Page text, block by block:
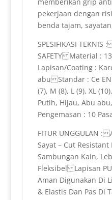
pekerjaan dengan
benda tajam,
SPESIFIKASI
SAFETY Material : 13
Lapisan/Coating :
abu Standar : Ce
(7), M (8), L (9), XL
Putih, Hijau, Abu
Pengemasan : 10
FITUR UNGGULAN :
Sayat – Cut
Sambungan Kain,
Fleksibel Lapisan
Aman Digunakan Di
& Elastis Dan Pas Di